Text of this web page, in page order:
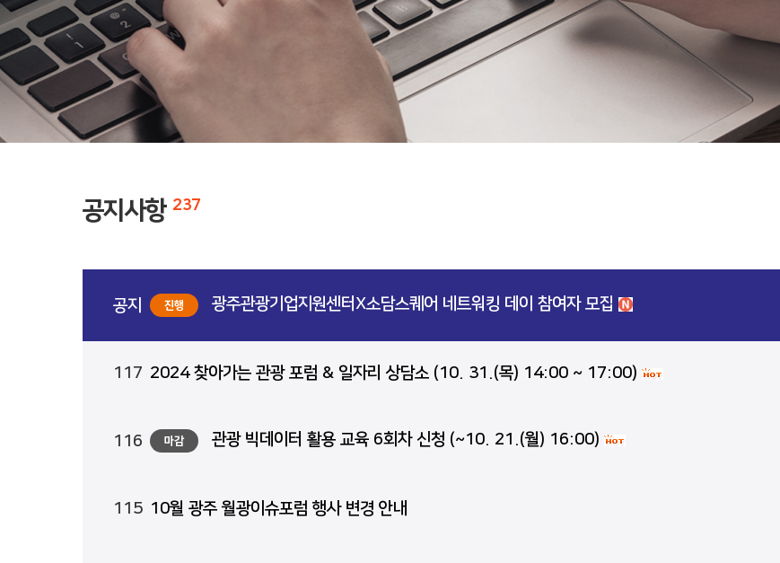
공지사항 237
공지 진행 광주관광기업지원센터X소담스퀘어 네트워킹 데이 참여자 모집
117 2024 찾아가는 관광 포럼 & 일자리 상담소 (10. 31.(목) 14:00 ~ 17:00)
116 마감 관광 빅데이터 활용 교육 6회차 신청 (~10. 21.(월) 16:00)
115 10월 광주 월광이슈포럼 행사 변경 안내